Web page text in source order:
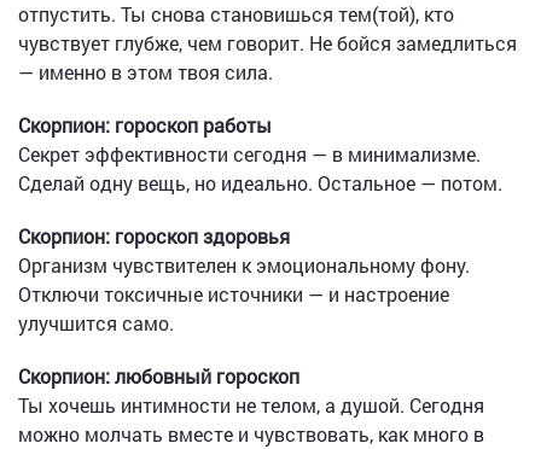
отпустить. Ты снова становишься тем(той), кто
чувствует глубже, чем говорит. Не бойся замедлиться
— именно в этом твоя сила.
Скорпион: гороскоп работы
Секрет эффективности сегодня — в минимализме.
Сделай одну вещь, но идеально. Остальное — потом.
Скорпион: гороскоп здоровья
Организм чувствителен к эмоциональному фону.
Отключи токсичные источники — и настроение
улучшится само.
Скорпион: любовный гороскоп
Ты хочешь интимности не телом, а душой. Сегодня
можно молчать вместе и чувствовать, как много в